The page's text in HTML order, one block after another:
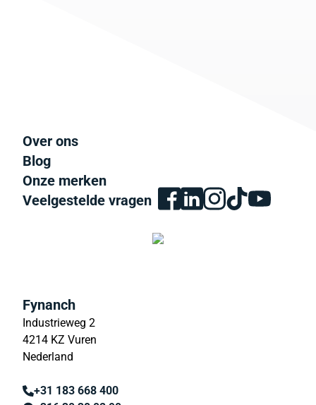
Over ons
Blog
Onze merken
Veelgestelde vragen
Fynanch
Industrieweg 2
4214 KZ Vuren
Nederland
+31 183 668 400